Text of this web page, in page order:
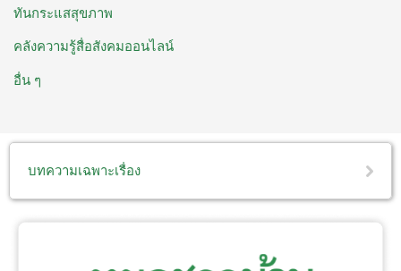
ทันกระแสสุขภาพ
คลังความรู้สื่อสังคมออนไลน์
อื่น ๆ
บทความเฉพาะเรื่อง